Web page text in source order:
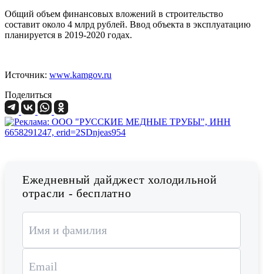
Общий объем финансовых вложений в строительство
составит около 4 млрд рублей. Ввод объекта в эксплуатацию
планируется в 2019-2020 годах.
Источник: www.kamgov.ru
Поделиться
Ежедневный дайджест холодильной
отрасли - бесплатно